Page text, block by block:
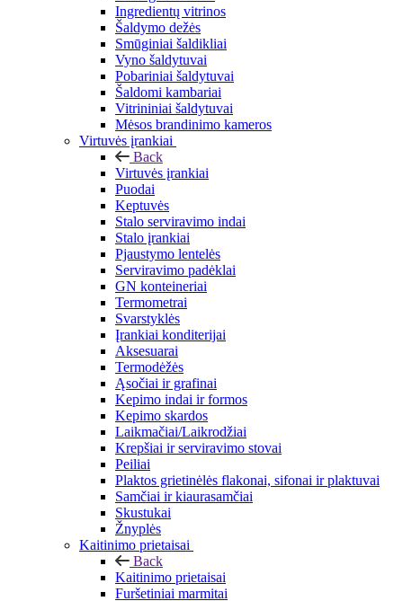
Ingredientų vitrinos
Šaldymo dežės
Smūginiai šaldikliai
Vyno šaldytuvai
Pobariniai šaldytuvai
Šaldomi kambariai
Vitrininiai šaldytuvai
Mėsos brandinimo kameros
Virtuvės įrankiai
Back
Virtuvės įrankiai
Puodai
Keptuvės
Stalo serviravimo indai
Stalo įrankiai
Pjaustymo lentelės
Serviravimo padėklai
GN konteineriai
Termometrai
Svarstyklės
Įrankiai konditerijai
Aksesuarai
Termodėžės
Ąsočiai ir grafinai
Kepimo indai ir formos
Kepimo skardos
Laikmačiai/Laikrodžiai
Krepšiai ir serviravimo stovai
Peiliai
Plaktos grietinėlės flakonai, sifonai ir plaktuvai
Samčiai ir kiaurasamčiai
Skustukai
Žnyplės
Kaitinimo prietaisai
Back
Kaitinimo prietaisai
Furšetiniai marmitai